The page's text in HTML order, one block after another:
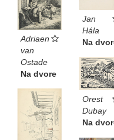
Adriaen
van
Ostade
Na dvore
Jan
Hála
Na
Orest
Dubay
Na